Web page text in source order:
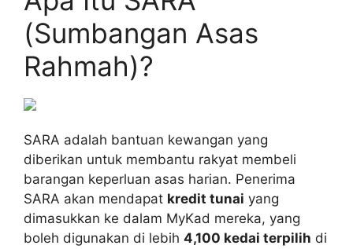
(Sumbangan Asas
Rahmah)?
SARA adalah bantuan kewangan yang
diberikan untuk membantu rakyat membeli
barangan keperluan asas harian. Penerima
SARA akan mendapat kredit tunai yang
dimasukkan ke dalam MyKad mereka, yang
boleh digunakan di lebih 4,100 kedai terpilih di